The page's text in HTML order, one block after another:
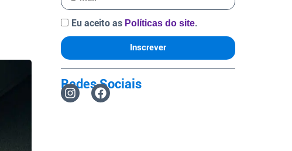
Eu aceito as Políticas do site.
Inscrever
Redes Sociais